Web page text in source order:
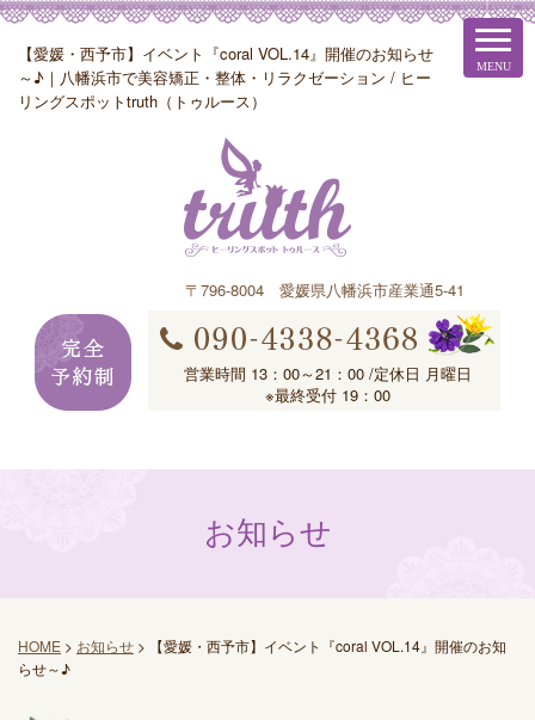
【愛媛・西予市】イベント『coral VOL.14』開催のお知らせ
～♪｜八幡浜市で美容矯正・整体・リラクゼーション / ヒー
リングスポットtruth（トゥルース）
〒796-8004 愛媛県八幡浜市産業通5-41
営業時間 13：00～21：00 /定休日 月曜日
※最終受付 19：00
お知らせ
HOME > お知らせ >
【愛媛・西予市】イベント『coral VOL.14』開催のお知
らせ～♪